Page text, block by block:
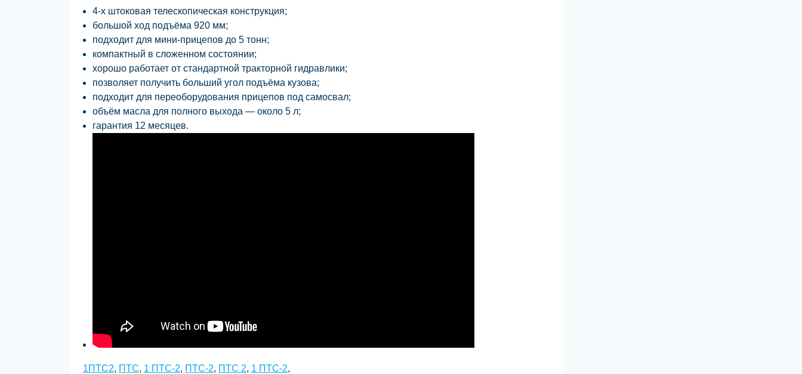
4-х штоковая телескопическая конструкция;
большой ход подъёма 920 мм;
подходит для мини-прицепов до 5 тонн;
компактный в сложенном состоянии;
хорошо работает от стандартной тракторной гидравлики;
позволяет получить больший угол подъёма кузова;
подходит для переоборудования прицепов под самосвал;
объём масла для полного выхода — около 5 л;
гарантия 12 месяцев.
1ПТС2, ПТС, 1 ПТС-2, ПТС-2, ПТС 2, 1 ПТС-2,